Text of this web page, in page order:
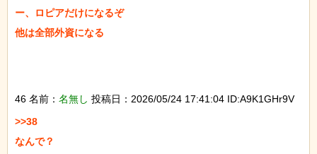
ー、ロピアだけになるぞ
他は全部外資になる
46 名前： 名無し 投稿日：2026/05/24 17:41:04 ID:A9K1GHr9V
>>38
なんで？